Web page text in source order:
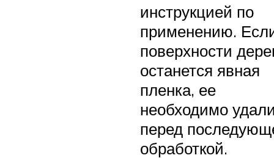
инструкцией по
применению.
поверхности
останется явная
пленка, ее
необходимо
перед
обработкой.